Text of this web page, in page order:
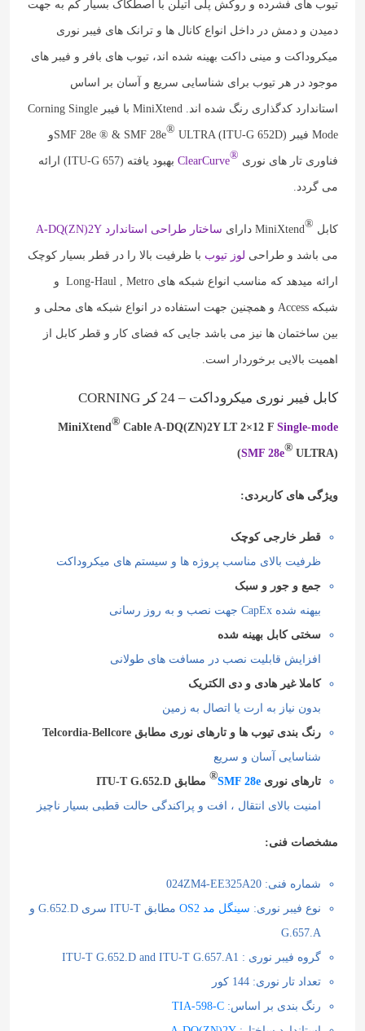
تیوب های فشرده و روکش پلی اتیلن با اصطکاک بسیار کم به جهت
دمیدن و دمش در داخل انواع کانال ها و ترانک های فیبر نوری
میکروداکت و مینی داکت بهینه شده اند، تیوب های بافر و فیبر های
موجود در هر تیوب برای شناسایی سریع و آسان بر اساس
استاندارد کدگذاری رنگ شده اند. MiniXtend با فیبر Corning Single
Mode فیبر SMF 28e ® & SMF 28e ® ULTRA (ITU-G 652D)و
فناوری تار های نوری ®
ClearCurve بهبود یافته (ITU-G 657) ارائه
می گردد.
کابل ®MiniXtend دارای ساختار طراحی استاندارد A-DQ(ZN)2Y
می باشد و طراحیلوز تیوببا ظرفیت بالا را در قطر بسیار کوچک
ارائه میدهد که مناسب انواع شبکه های Long-Haul ‌‌, Metro و
شبکه Access و همچنین جهت استفاده در انواع شبکه های محلی و
بین ساختمان ها نیز می باشد جایی که فضای کار و قطر کابل از
اهمیت بالایی برخوردار است.
کابل فیبر نوری میکروداکت – 24 کر CORNING
MiniXtend®Cable A-DQ(ZN)2Y LT 2×12 FSingle-mode
(SMF 28e®ULTRA)
ویژگی های کاربردی:
قطر خارجی کوچک
ظرفیت بالای مناسب پروژه ها و سیستم های میکروداکت
جمع و جور و سبک
بیهنه شده CapEx جهت نصب و به روز رسانی
سختی کابل بهینه شده
افزایش قابلیت نصب در مسافت های طولانی
کاملا غیر هادی و دی الکتریک
بدون نیاز به ارت یا اتصال به زمین
رنگ بندی تیوب ها و تارهای نوری مطابق Telcordia-Bellcore
شناسایی آسان و سریع
تارهای نوریSMF 28e
®مطابق ITU-T G.652.D
امنیت بالای انتقال ، افت و پراکندگی حالت قطبی بسیار ناچیز
مشخصات فنی:
شماره فنی: 024ZM4-EE325A20
نوع فیبر نوری:سینگل مد OS2
مطابق ITU-T سری G.652.D و
G.657.A
گروه فیبر نوری : ITU-T G.652.D and ITU-T G.657.A1
تعداد تار نوری: 144 کور
رنگ بندی بر اساس:TIA-598-C